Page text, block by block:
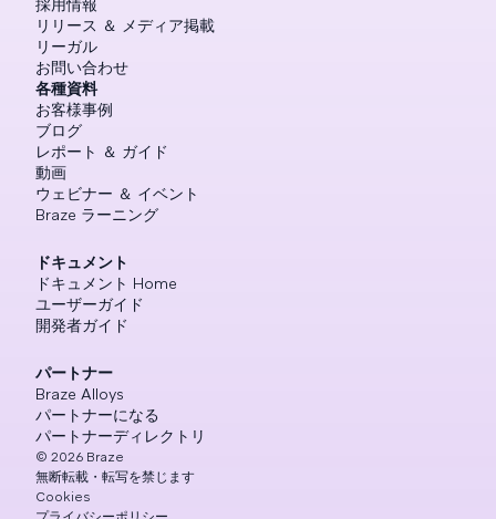
採用情報
リリース ＆ メディア掲載
リーガル
お問い合わせ
各種資料
お客様事例
ブログ
レポート ＆ ガイド
動画
ウェビナー ＆ イベント
Braze ラーニング
ドキュメント
ドキュメント Home
ユーザーガイド
開発者ガイド
パートナー
Braze Alloys
パートナーになる
パートナーディレクトリ
© 2026 Braze
無断転載・転写を禁じます
Cookies